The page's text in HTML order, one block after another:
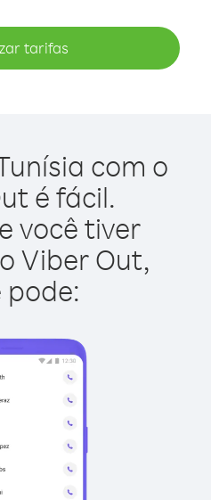
tarifas
com o
é fácil.
você tiver
Viber Out,
pode: